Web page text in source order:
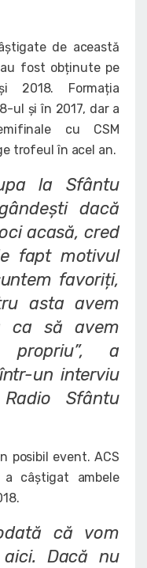
de această
fost obținute pe
2018. Formația
ul și în 2017, dar a
cu CSM
trofeul în acel an.
la Sfântu
dacă
acasă, cred
fapt motivul
favoriți,
asta avem
ca să avem
, a
un interviu
Sfântu
posibil event. ACS
a câștigat ambele
că vom
Dacă nu